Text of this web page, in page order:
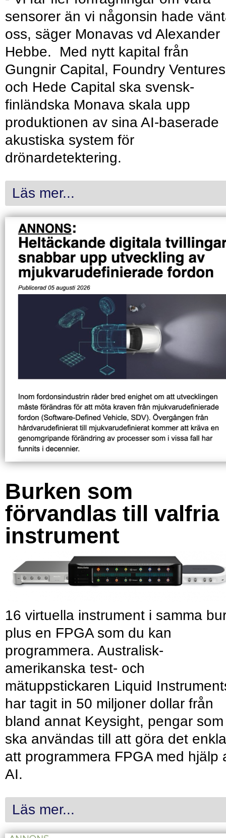
sensorer än vi någonsin hade
oss, säger Monavas vd Alexander
Hebbe. Med nytt kapital från
Gungnir Capital, Foundry Ventures
och Hede Capital ska svensk-
finländska Monava skala upp
produktionen av sina AI-baserade
akustiska system för
drönardetektering.
Läs mer...
Burken som
förvandlas till valfria
instrument
16 virtuella instrument i samma
plus en FPGA som du kan
programmera. Australisk-
amerikanska test- och
mätuppstickaren Liquid
har tagit in 50 miljoner dollar från
bland annat Keysight, pengar som
ska användas till att göra det
att programmera FPGA med hjälp
AI.
Läs mer...